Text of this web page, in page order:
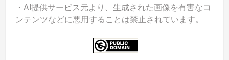
・AI提供サービス元より、生成された画像を有害なコ
ンテンツなどに悪用することは禁止されています。